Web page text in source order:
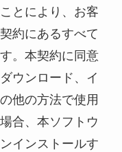
とにより、お客
約にあるすべて
。本契約に同意
ウンロード、イ
他の方法で使用
合、本ソフトウ
インストールす